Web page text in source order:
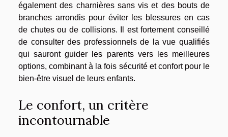
également des charnières sans vis et des bouts de
branches arrondis pour éviter les blessures en cas
de chutes ou de collisions. Il est fortement conseillé
de consulter des professionnels de la vue qualifiés
qui sauront guider les parents vers les meilleures
options, combinant à la fois sécurité et confort pour le
bien-être visuel de leurs enfants.
Le confort, un critère
incontournable